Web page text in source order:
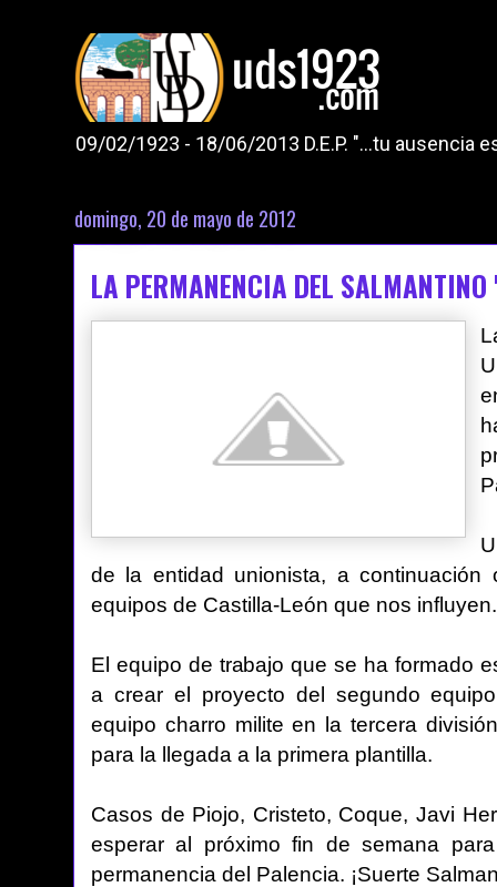
09/02/1923 - 18/06/2013 D.E.P. "...tu ausencia
domingo, 20 de mayo de 2012
LA PERMANENCIA DEL
de la entidad unionista, a
equipos de Castilla-León que nos influyen.
El equipo de trabajo que se ha formado
a crear el proyecto del segundo
equipo charro milite en la tercera
para la llegada a la primera plantilla.
Casos de Piojo, Cristeto, Coque, Javi
esperar al próximo fin de semana
permanencia del Palencia. ¡Suerte